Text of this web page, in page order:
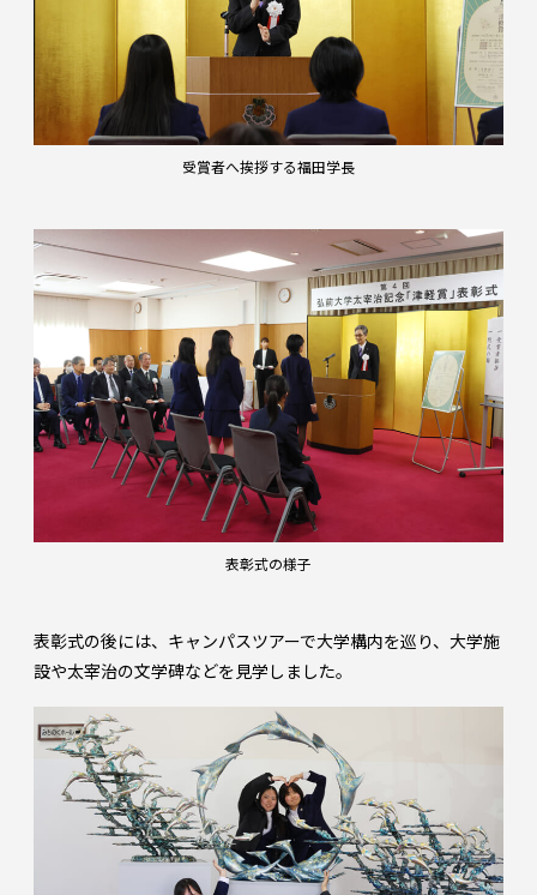
受賞者へ挨拶する福田学長
表彰式の様子
表彰式の後には、キャンパスツアーで大学構内を巡り、大学施
設や太宰治の文学碑などを見学しました。